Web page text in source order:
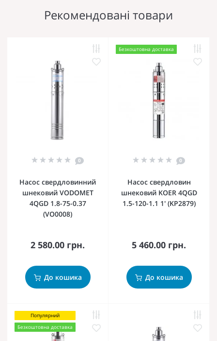
Рекомендовані товари
0
Насос свердловинний
шнековий VODOMET
4QGD 1.8-75-0.37
(VO0008)
2 580.00 грн.
До кошика
Безкоштовна доставка
0
Насос свердловин
шнековий KOER 4QGD
1.5-120-1.1 1' (KP2879)
5 460.00 грн.
До кошика
Популярний
Безкоштовна доставка